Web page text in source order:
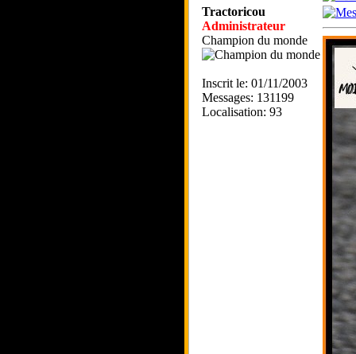
Tractoricou
Administrateur
Champion du monde
Inscrit le: 01/11/2003
Messages: 131199
Localisation: 93